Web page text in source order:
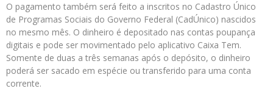
O pagamento também será feito a inscritos no Cadastro Único
de Programas Sociais do Governo Federal (CadÚnico) nascidos
no mesmo mês. O dinheiro é depositado nas contas poupança
digitais e pode ser movimentado pelo aplicativo Caixa Tem.
Somente de duas a três semanas após o depósito, o dinheiro
poderá ser sacado em espécie ou transferido para uma conta
corrente.